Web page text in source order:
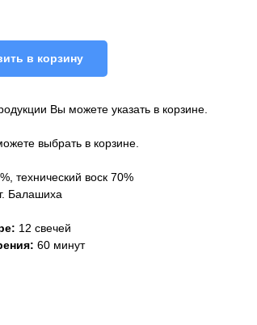
в корзину
Вы можете указать в корзине.
выбрать в корзине.
технический воск 70%
Балашиха
12 свечей
60 минут